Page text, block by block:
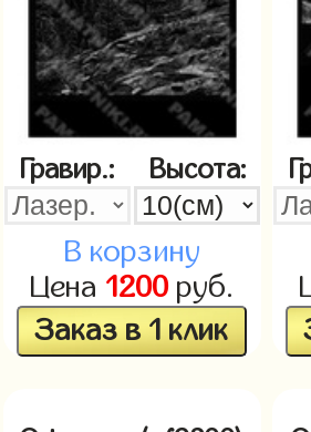
Гравир.: Высота:
В корзину
Цена 1200руб.
Заказ в 1 клик